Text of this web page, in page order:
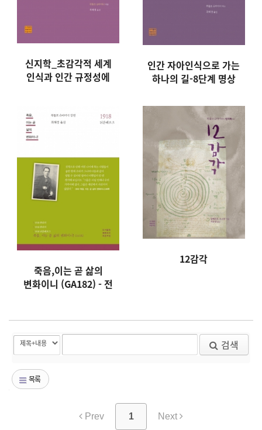
신지학_초감각적 세계
인식과 인간 규정성에
인간 자아인식으로 가는
하나의 길-8단계 명상
죽음,이는 곧 삶의
변화이니 (GA182) - 전
12감각
검색
목록
Prev 1 Next